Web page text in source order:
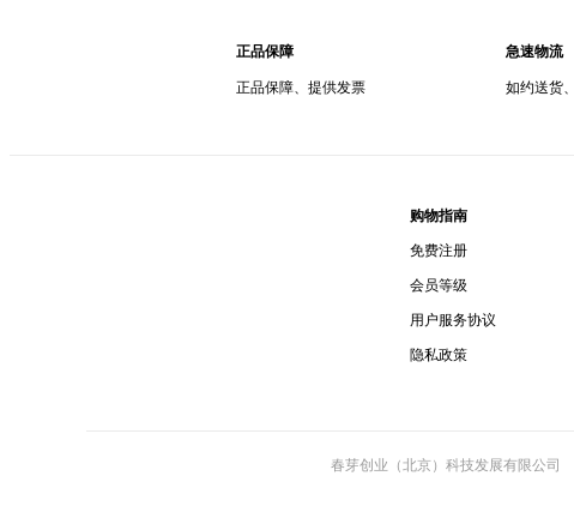
正品保障
正品保障、提供发票
急速物流
如约送货
购物指南
免费注册
会员等级
用户服务协议
隐私政策
春芽创业（北京）科技发展有限公司